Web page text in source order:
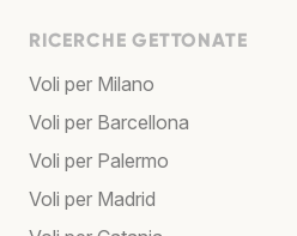
RICERCHE GETTONATE
Voli per Milano
Voli per Barcellona
Voli per Palermo
Voli per Madrid